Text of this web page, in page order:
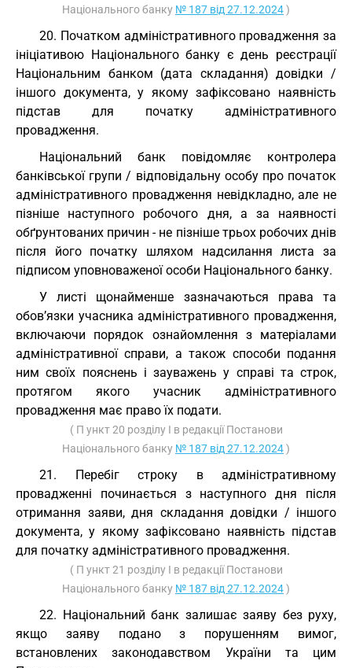
Національного банку № 187 від 27.12.2024)
20. Початком адміністративного провадження за
ініціативою Національного банку є день реєстрації
Національним банком (дата складання) довідки /
іншого документа, у якому зафіксовано наявність
підстав для початку адміністративного
провадження.
Національний банк повідомляє контролера
банківської групи / відповідальну особу про початок
адміністративного провадження невідкладно, але не
пізніше наступного робочого дня, а за наявності
обґрунтованих причин - не пізніше трьох робочих днів
після його початку шляхом надсилання листа за
підписом уповноваженої особи Національного банку.
У листі щонайменше зазначаються права та
обов’язки учасника адміністративного провадження,
включаючи порядок ознайомлення з матеріалами
адміністративної справи, а також способи подання
ним своїх пояснень і зауважень у справі та строк,
протягом якого учасник адміністративного
провадження має право їх подати.
( П ункт 20 розділу I в редакції Постанови
Національного банку № 187 від 27.12.2024)
21. Перебіг строку в адміністративному
провадженні починається з наступного дня після
отримання заяви, дня складання довідки / іншого
документа, у якому зафіксовано наявність підстав
для початку адміністративного провадження.
( П ункт 21 розділу I в редакції Постанови
Національного банку № 187 від 27.12.2024)
22. Національний банк залишає заяву без руху,
якщо заяву подано з порушенням вимог,
встановлених законодавством України та цим